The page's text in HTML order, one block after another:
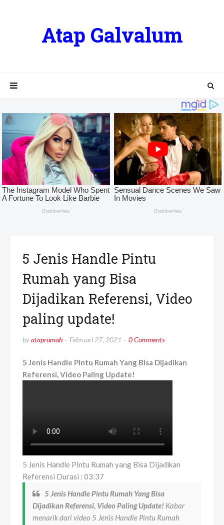
Atap Galvalum
5 Jenis Handle Pintu
Rumah yang Bisa
Dijadikan Referensi, Video
paling update!
byataprumah Februari 27, 2021 0 Comments
5 Jenis Handle Pintu Rumah Yang Bisa Dijadikan
Referensi, Video Paling Update!
5 Jenis Handle Pintu Rumah yang Bisa Dijadikan
Referensi Durasi : 03:37
5 Jenis Handle Pintu Rumah Yang Bisa
Dijadikan Referensi, Video Paling Update! Kabar
menarik dari video 5 Jenis Handle Pintu Rumah